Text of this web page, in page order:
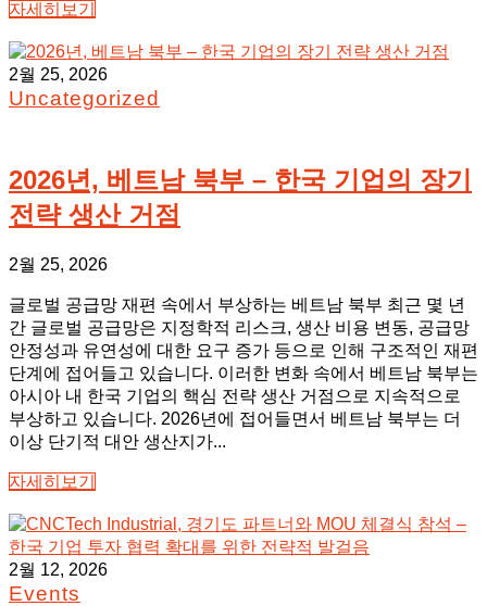
자세히보기
2월 25, 2026
Uncategorized
2026년, 베트남 북부 – 한국 기업의 장기
전략 생산 거점
2월 25, 2026
글로벌 공급망 재편 속에서 부상하는 베트남 북부 최근 몇 년
간 글로벌 공급망은 지정학적 리스크, 생산 비용 변동, 공급망
안정성과 유연성에 대한 요구 증가 등으로 인해 구조적인 재편
단계에 접어들고 있습니다. 이러한 변화 속에서 베트남 북부는
아시아 내 한국 기업의 핵심 전략 생산 거점으로 지속적으로
부상하고 있습니다. 2026년에 접어들면서 베트남 북부는 더
이상 단기적 대안 생산지가...
자세히보기
2월 12, 2026
Events